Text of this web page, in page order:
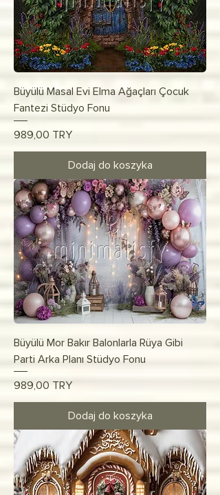
Büyülü Masal Evi Elma Ağaçları Çocuk
Fantezi Stüdyo Fonu
Cena
989,00 TRY
Dodaj do koszyka
Büyülü Mor Bakır Balonlarla Rüya Gibi
Parti Arka Planı Stüdyo Fonu
Cena
989,00 TRY
Dodaj do koszyka